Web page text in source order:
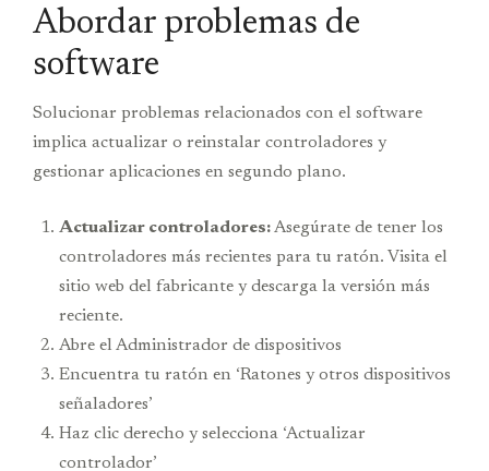
Abordar problemas de
software
Solucionar problemas relacionados con el software
implica actualizar o reinstalar controladores y
gestionar aplicaciones en segundo plano.
Actualizar controladores:Asegúrate de tener los
controladores más recientes para tu ratón. Visita el
sitio web del fabricante y descarga la versión más
reciente.
Abre el Administrador de dispositivos
Encuentra tu ratón en ‘Ratones y otros dispositivos
señaladores’
Haz clic derecho y selecciona ‘Actualizar
controlador’